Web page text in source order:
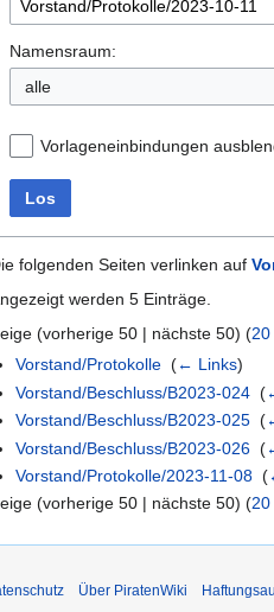
Namensraum:
alle
Vorlageneinbindungen
Los
folgenden Seiten verlinken auf
werden 5 Einträge.
(vorherige 50 | nächste 50) (20
Vorstand/Protokolle ‎(← Links)
Vorstand/Beschluss/B2023-024 ‎(
Vorstand/Beschluss/B2023-025 ‎(
Vorstand/Beschluss/B2023-026 ‎(
Vorstand/Protokolle/2023-11-08 ‎(
(vorherige 50 | nächste 50) (20
Über PiratenWiki